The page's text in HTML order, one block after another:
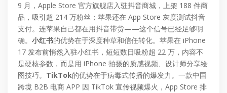
9 月，Apple Store 官方旗舰店入驻抖音商城，上架 188 件商
品，吸引超 214 万粉丝；苹果还在 App Store 灰度测试抖音
支付。连苹果自己都在用抖音带货——这个信号已经足够明
确。 小红书的优势在于深度种草和信任转化。苹果在 iPhone
17 发布前悄然入驻小红书，短短数日吸粉超 22 万，内容不
是硬核参数，而是用 iPhone 拍摄的质感视频、设计师分享绘
图技巧。 TikTok的优势在于病毒式传播的爆发力。一款中国
跨境 B2B 电商 APP 因 TikTok 宣传视频爆火，App Store 排